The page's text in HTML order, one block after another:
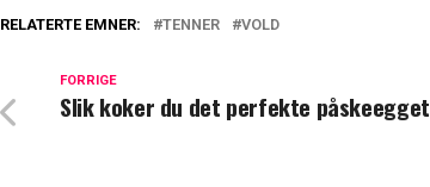
RELATERTE EMNER: TENNER VOLD
FORRIGE
Slik koker du det perfekte påskeegget